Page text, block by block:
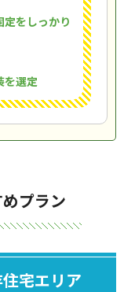
をしっかり
を選定
プラン
宅エリア